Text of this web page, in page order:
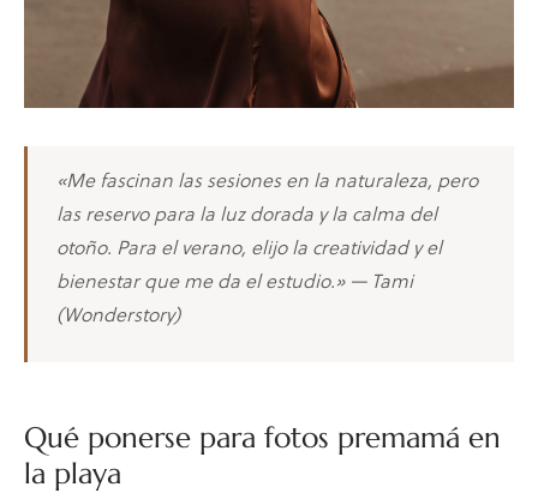
«Me fascinan las sesiones en la naturaleza, pero
las reservo para la luz dorada y la calma del
otoño. Para el verano, elijo la creatividad y el
bienestar que me da el estudio.» — Tami
(Wonderstory)
Qué ponerse para fotos premamá en
la playa